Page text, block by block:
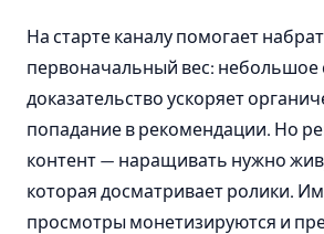
На старте каналу помогает
первоначальный вес: небольшое
доказательство ускоряет
попадание в рекомендации. Но
контент — наращивать нужно
которая досматривает ролики.
просмотры монетизируются и